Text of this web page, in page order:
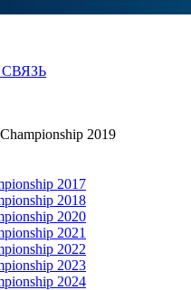
2019
2017
2018
2020
2021
2022
2023
2024